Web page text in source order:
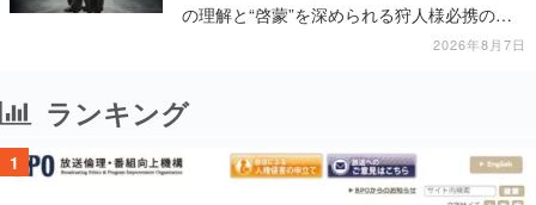
の理解と“啓蒙”を深められる狩人様必携の一
2026年8月7日
ランキング
1